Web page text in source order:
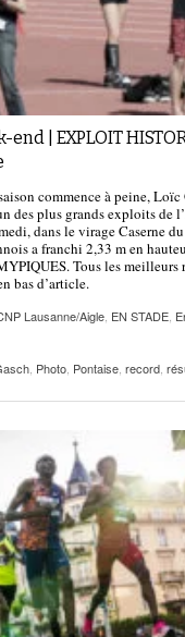
| EXPLOIT
commence à peine, Loïc
des plus grands exploits de
dans le virage Caserne
a franchi 2,33 m en
Tous les meilleurs
bas d’article.
Lausanne/Aigle, EN STADE,
, Photo, Pontaise, record,